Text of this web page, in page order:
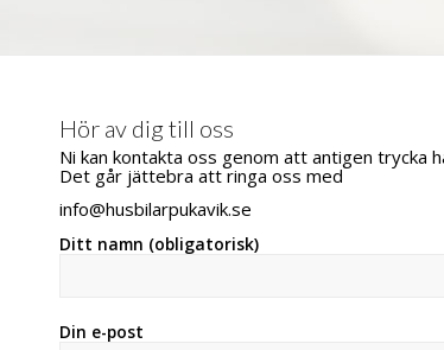
Hör av dig till oss
Ni kan kontakta oss genom att antigen trycka
Det går jättebra att ringa oss med
info@husbilarpukavik.se
Ditt namn (obligatorisk)
Din e-post